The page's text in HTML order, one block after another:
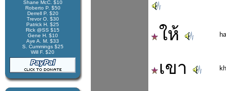
Shane McC. $10
Roberto P. $50
Derrell P. $20
Trevor O. $30
Patrick H. $25
Rick @SS $15
Gene H. $10
Aye A. M. $33
S. Cummings $25
Will F. $20
ให้
เขา